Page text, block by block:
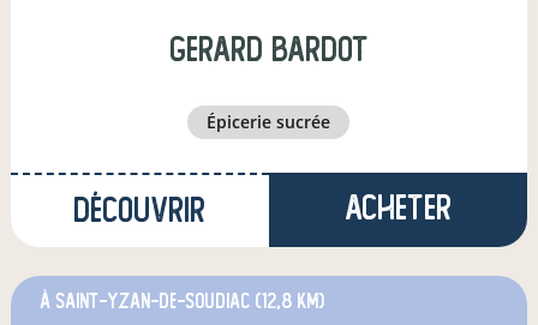
gerard bardot
épicerie sucrée
Découvrir Acheter
à Saint-Yzan-de-Soudiac (12,8 km)